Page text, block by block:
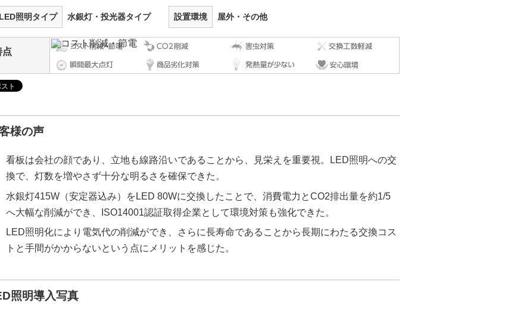
照明タイプ 水銀灯・投光器タイプ 設置環境 屋外・その他
点
様の声
看板は会社の顔であり、立地も線路沿いであることから、見栄えを重要視。LED照明への交
換で、灯数を増やさず十分な明るさを確保できた。
水銀灯415W（安定器込み）をLED 80Wに交換したことで、消費電力とCO2排出量を約1/5
へ大幅な削減ができ、ISO14001認証取得企業として環境対策も強化できた。
LED照明化により電気代の削減ができ、さらに長寿命であることから長期にわたる交換コス
トと手間がかからないという点にメリットを感じた。
照明導入写真